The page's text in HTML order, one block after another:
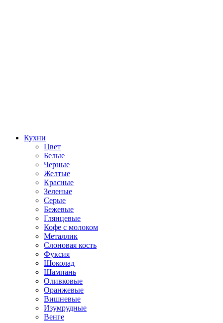
Кухни
Цвет
Белые
Черные
Желтые
Красные
Зеленые
Серые
Бежевые
Глянцевые
Кофе с молоком
Металлик
Слоновая кость
Фуксия
Шоколад
Шампань
Оливковые
Оранжевые
Вишневые
Изумрудные
Венге